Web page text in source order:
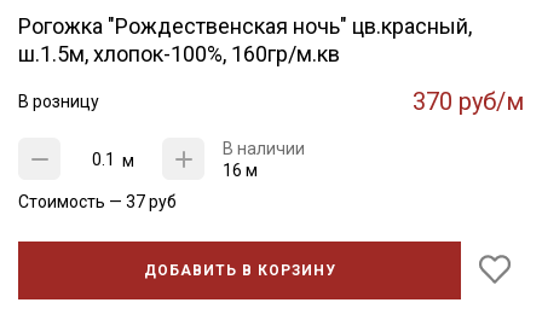
Рогожка "Рождественская ночь" цв.красный,
ш.1.5м, хлопок-100%, 160гр/м.кв
В розницу 370 руб/м
м
В наличии
16 м
Стоимость — 37руб
ДОБАВИТЬ В КОРЗИНУ